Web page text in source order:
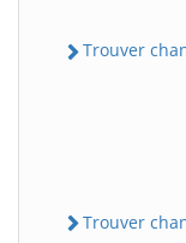
Trouver
Trouver